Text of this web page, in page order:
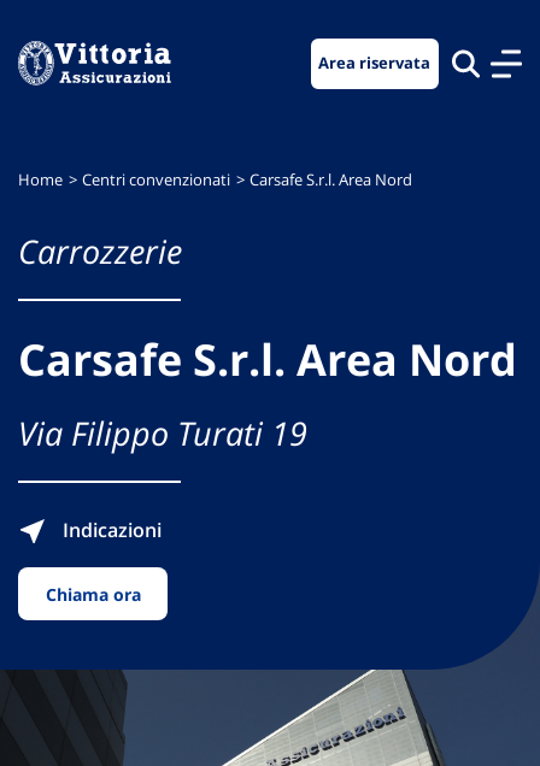
menu
contenuto
footer
Area riservata
Home Centri convenzionati Carsafe S.r.l. Area Nord
Carrozzerie
Carsafe S.r.l. Area Nord
Via Filippo Turati 19
Indicazioni
Chiama ora